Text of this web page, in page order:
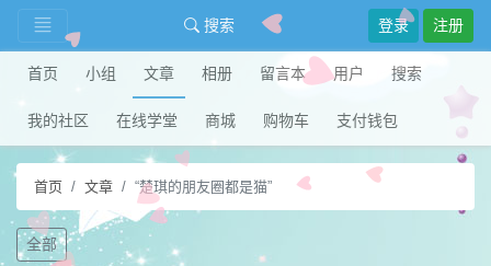
搜索 登录 注册
首页 小组 文章 相册 留言本 用户 搜索
我的社区 在线学堂 商城 购物车 支付钱包
首页 文章 “楚琪的朋友圈都是猫”
全部